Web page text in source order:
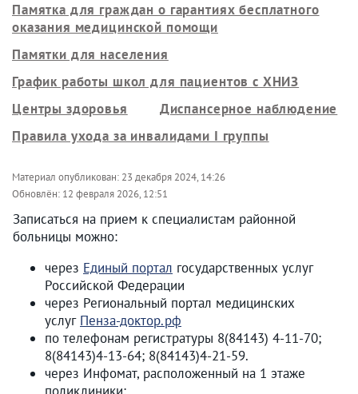
Памятка для граждан о гарантиях бесплатного
оказания медицинской помощи
Памятки для населения
График работы школ для пациентов с ХНИЗ
Центры здоровья
Диспансерное наблюдение
Правила ухода за инвалидами I группы
Материал опубликован: 23 декабря 2024, 14:26
Обновлён: 12 февраля 2026, 12:51
Записаться на прием к специалистам районной
больницы можно:
через Единый портал государственных услуг
Российской Федерации
через Региональный портал медицинских
услуг Пенза-доктор.рф
по телефонам регистратуры 8(84143) 4-11-70;
8(84143)4-13-64; 8(84143)4-21-59.
через Инфомат, расположенный на 1 этаже